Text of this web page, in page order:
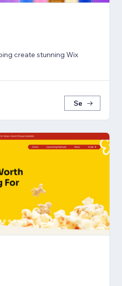
create stunning Wix
Se